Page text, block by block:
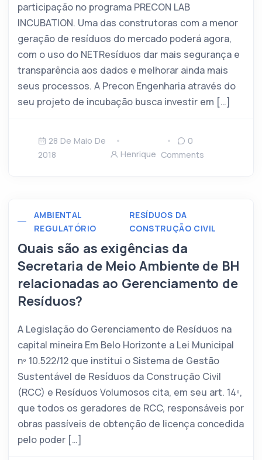
participação no programa PRECON LAB
INCUBATION. Uma das construtoras com a menor
geração de resíduos do mercado poderá agora,
com o uso do NETResíduos dar mais segurança e
transparência aos dados e melhorar ainda mais
seus processos. A Precon Engenharia através do
seu projeto de incubação busca investir em […]
28 De Maio De
2018
Henrique
0
Comments
AMBIENTAL
REGULATÓRIO
RESÍDUOS DA
CONSTRUÇÃO CIVIL
Quais são as exigências da
Secretaria de Meio Ambiente de BH
relacionadas ao Gerenciamento de
Resíduos?
A Legislação do Gerenciamento de Resíduos na
capital mineira Em Belo Horizonte a Lei Municipal
nº 10.522/12 que institui o Sistema de Gestão
Sustentável de Resíduos da Construção Civil
(RCC) e Resíduos Volumosos cita, em seu art. 14º,
que todos os geradores de RCC, responsáveis por
obras passíveis de obtenção de licença concedida
pelo poder […]